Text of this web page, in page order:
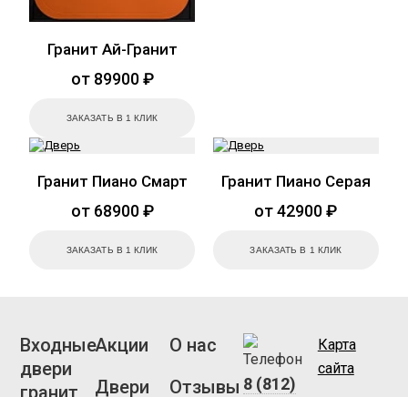
Гранит Ай-Гранит
от 89900 ₽
ЗАКАЗАТЬ В 1 КЛИК
Гранит Пиано Смарт
от 68900 ₽
ЗАКАЗАТЬ В 1 КЛИК
Гранит Пиано Серая
от 42900 ₽
ЗАКАЗАТЬ В 1 КЛИК
Входные
двери
Акции
Двери
О нас
Отзывы 8 (812)
Карта
сайта